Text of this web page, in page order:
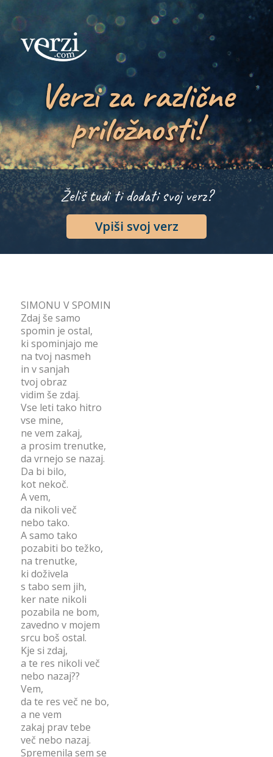
Verzi za različne
priložnosti!
Želiš tudi ti dodati svoj verz?
Vpiši svoj verz
SIMONU V SPOMIN
Zdaj še samo
spomin je ostal,
ki spominjajo me
na tvoj nasmeh
in v sanjah
tvoj obraz
vidim še zdaj.
Vse leti tako hitro
vse mine,
ne vem zakaj,
a prosim trenutke,
da vrnejo se nazaj.
Da bi bilo,
kot nekoč.
A vem,
da nikoli več
nebo tako.
A samo tako
pozabiti bo težko,
na trenutke,
ki doživela
s tabo sem jih,
ker nate nikoli
pozabila ne bom,
zavedno v mojem
srcu boš ostal.
Kje si zdaj,
a te res nikoli več
nebo nazaj??
Vem,
da te res več ne bo,
a ne vem
zakaj prav tebe
več nebo nazaj.
Spremenila sem se